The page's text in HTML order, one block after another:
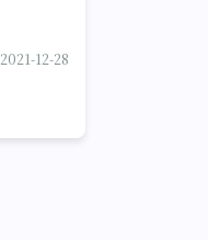
2021-12-28